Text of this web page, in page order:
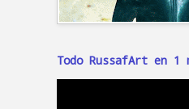
Todo RussafArt en 1